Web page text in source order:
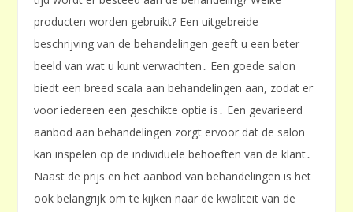
producten worden gebruikt? Een uitgebreide
beschrijving van de behandelingen geeft u een beter
beeld van wat u kunt verwachten․ Een goede salon
biedt een breed scala aan behandelingen aan, zodat er
voor iedereen een geschikte optie is․ Een gevarieerd
aanbod aan behandelingen zorgt ervoor dat de salon
kan inspelen op de individuele behoeften van de klant․
Naast de prijs en het aanbod van behandelingen is het
ook belangrijk om te kijken naar de kwaliteit van de